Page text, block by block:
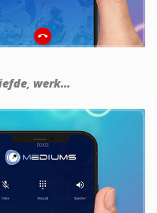
werk...